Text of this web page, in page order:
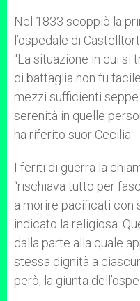
Nel 1833 scoppiò la
l’ospedale di
“La situazione in cui si
di battaglia non fu
mezzi sufficienti
serenità in quelle
ha riferito suor Cecilia.
I feriti di guerra la
“rischiava tutto per
a morire pacificati con
indicato la religiosa.
dalla parte alla quale
stessa dignità a
però, la giunta